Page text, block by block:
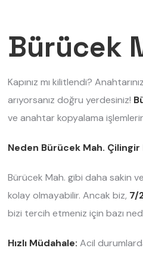
Bürücek
Kapınız mı kilitlendi?
arıyorsanız doğru yerdesiniz!
ve anahtar kopyalama
Neden Bürücek Mah.
Bürücek Mah. gibi daha sakin
kolay olmayabilir. Ancak biz, 7/
bizi tercih etmeniz için bazı
Hızlı Müdahale: Acil